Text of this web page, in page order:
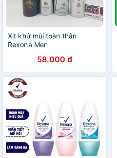
Xịt khử mùi toàn thân
Rexona Men
58.000 đ